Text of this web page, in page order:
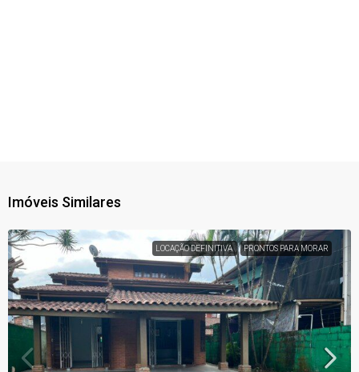
Imóveis Similares
LOCAÇÃO DEFINITIVA PRONTOS PARA MORAR